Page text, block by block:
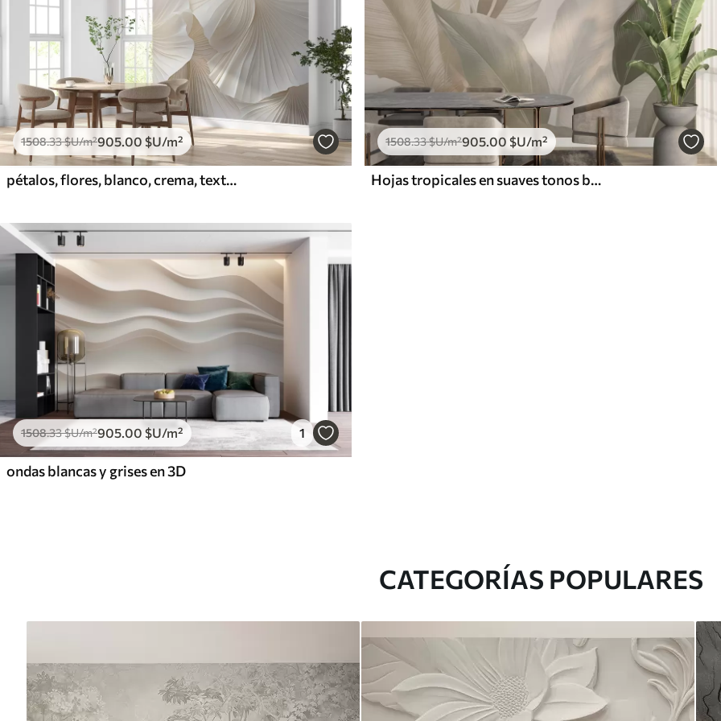
1508.33$U/m²905 .00 $U/m²
pétalos, flores, blanco, crema, textura, ternura, decorativo
1508.33$U/m²905 .00 $U/m²
Hojas tropicales en suaves tonos beige y verde, con efecto acuarela y suaves transiciones de color
1508.33$U/m²905.00 $U/m² 1
ondas blancas y grises en 3D
CATEGORÍAS POPULARES